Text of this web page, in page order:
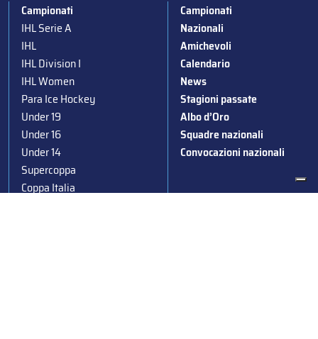
Campionati
IHL Serie A
IHL
IHL Division I
IHL Women
Para Ice Hockey
Under 19
Under 16
Under 14
Supercoppa
Coppa Italia
Campionati
Nazionali
Amichevoli
Calendario
News
Stagioni passate
Albo d’Oro
Squadre nazionali
Convocazioni nazionali